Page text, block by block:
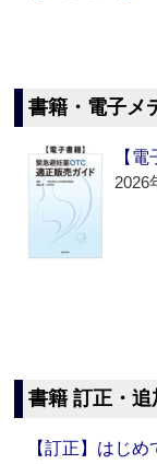
書籍・電子メ
【
2026
書籍 訂正・追
【訂正】はじ